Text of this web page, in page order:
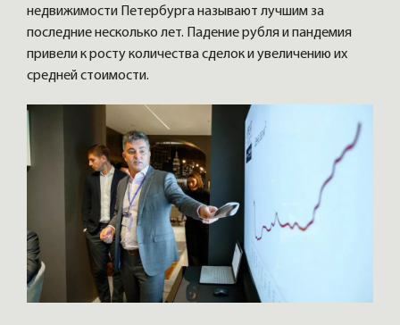
недвижимости Петербурга называют лучшим за
последние несколько лет. Падение рубля и пандемия
привели к росту количества сделок и увеличению их
средней стоимости.